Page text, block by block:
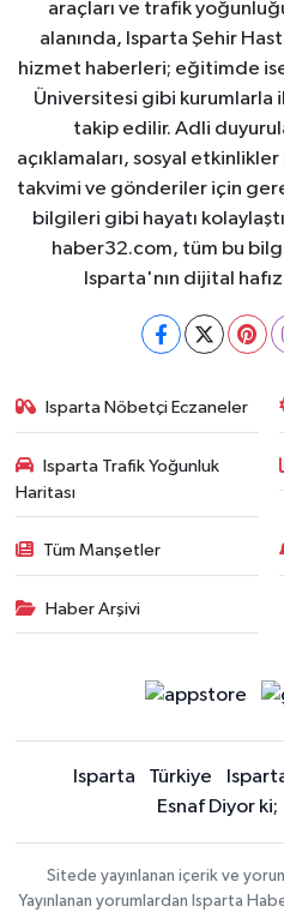
araçları ve trafik
alanında, Isparta Şehir
hizmet haberleri; eğitimde
Üniversitesi gibi
takip edilir. Adli
açıklamaları, sosyal
takvimi ve gönderiler için
bilgileri gibi hayatı
haber32.com, tüm bu
Isparta'nın dijital
Isparta Nöbetçi Eczaneler
Isparta Trafik Yoğunluk
Haritası
Tüm Manşetler
Haber Arşivi
Isparta Türkiye
Esnaf Diyor ki;
Sitede yayınlanan içerik ve
Yayınlanan yorumlardan Isparta